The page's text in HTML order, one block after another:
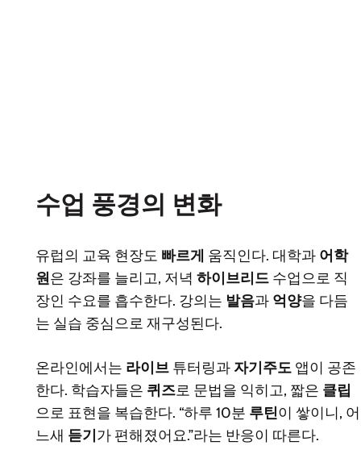
수업 풍경의 변화
유럽의 교육 현장도 빠르게 움직인다. 대학과 어학
원은 강좌를 늘리고, 저녁 하이브리드 수업으로 직
장인 수요를 흡수한다. 강의는 발음과 억양을 다듬
는 실습 중심으로 재구성된다.
온라인에서는 라이브 튜터링과 자기주도 앱이 공존
한다. 학습자들은 퀴즈로 문법을 익히고, 짧은 클립
으로 표현을 복습한다. “하루 10분 루틴이 쌓이니, 어
느새 듣기 가 편해졌어요.”라는 반응이 따른다.